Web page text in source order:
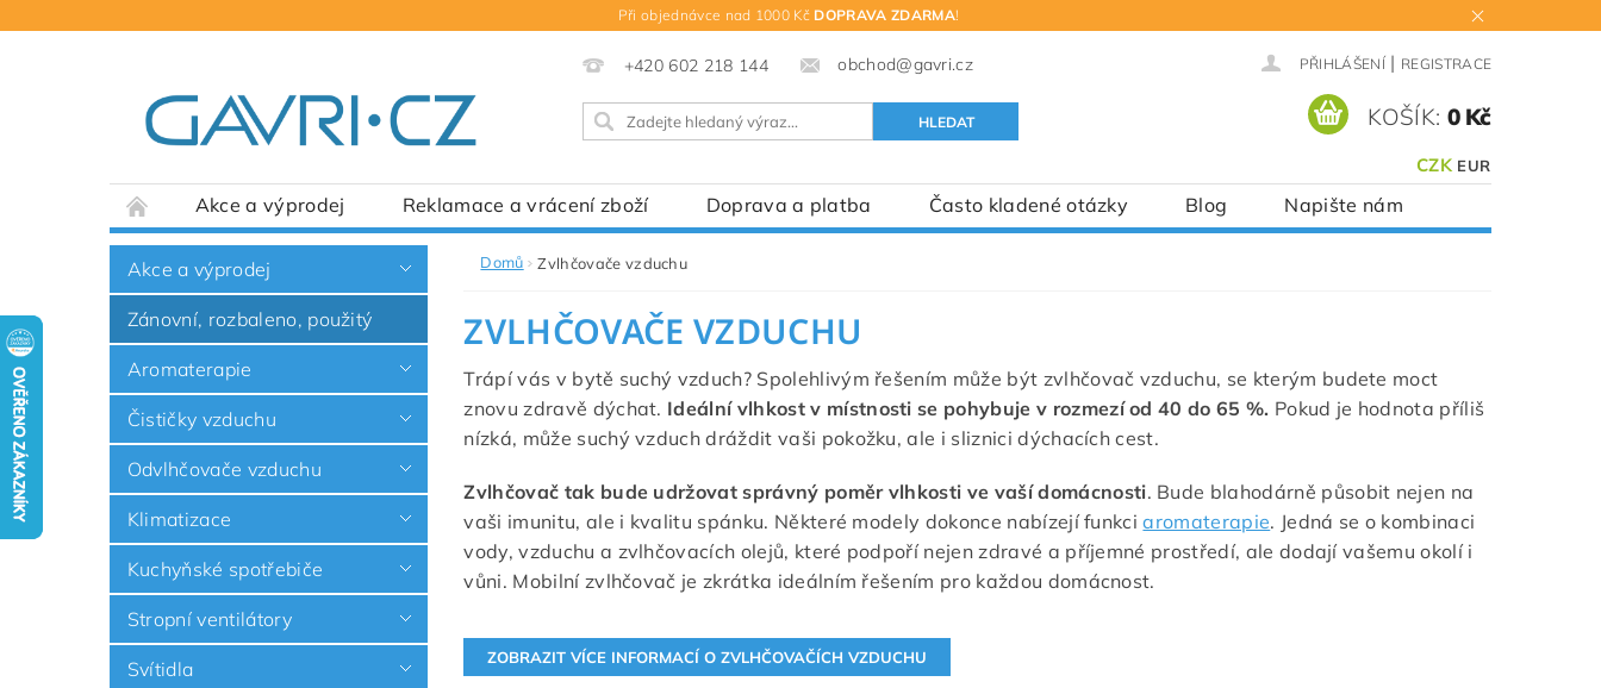
Při objednávce nad 1000 Kč DOPRAVA ZDARMA!
+420 602 218 144 obchod@gavri.cz PŘIHLÁŠENÍ | REGISTRACE
CZK EUR
KOŠÍK: 0 Kč
Akce a výprodej Reklamace a vrácení zboží Doprava a platba Často kladené otázky Blog Napište nám
Akce a výprodej
Zánovní, rozbaleno, použitý
Aromaterapie
Čističky vzduchu
Odvlhčovače vzduchu
Klimatizace
Kuchyňské spotřebiče
Stropní ventilátory
Svítidla
Domů Zvlhčovače vzduchu
ZVLHČOVAČE VZDUCHU
Trápí vás v bytě suchý vzduch? Spolehlivým řešením může být zvlhčovač vzduchu, se kterým budete moct
znovu zdravě dýchat. Ideální vlhkost v místnosti se pohybuje v rozmezí od 40 do 65 %. Pokud je hodnota příliš
nízká, může suchý vzduch dráždit vaši pokožku, ale i sliznici dýchacích cest.
Zvlhčovač tak bude udržovat správný poměr vlhkosti ve vaší domácnosti. Bude blahodárně působit nejen na
vaši imunitu, ale i kvalitu spánku. Některé modely dokonce nabízejí funkciaromaterapie. Jedná se o kombinaci
vody, vzduchu a zvlhčovacích olejů, které podpoří nejen zdravé a příjemné prostředí, ale dodají vašemu okolí i
vůni. Mobilní zvlhčovač je zkrátka ideálním řešením pro každou domácnost.